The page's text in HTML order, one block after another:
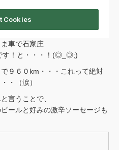
車で石家庄
す！と・・・！(◎_◎;)
９６０km・・・これって絶対
・（涙）
言うことで、
ールと好みの激辛ソーセージも